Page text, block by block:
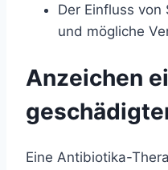
Der Einfluss
und mögliche
Anzeichen
Eine Antibiotika-